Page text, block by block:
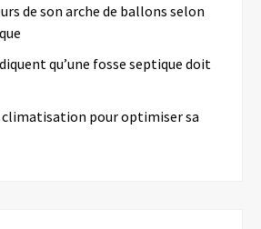
de son arche de ballons selon
qu’une fosse septique doit
pour optimiser sa